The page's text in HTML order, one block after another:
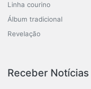
Linha courino
Álbum tradicional
Revelação
Receber Notícias